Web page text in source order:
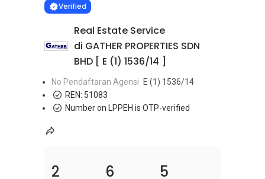
VERIFIED
Verified
Real Estate Service
di GATHER PROPERTIES SDN
BHD [ E (1) 1536/14 ]
No Pendaftaran Agensi
E (1) 1536/14
REN: 51083
Number on LPPEH is OTP-verified
2 6 5